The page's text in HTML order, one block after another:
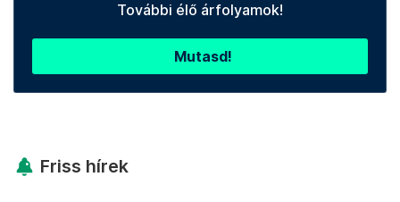
További élő árfolyamok!
Mutasd!
Friss hírek